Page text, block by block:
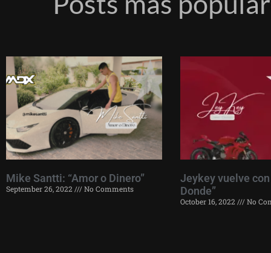
Mike Santti: “Amor o Dinero”
September 26, 2022 No Comments
Jeykey vuelve con
Donde”
October 16, 2022 No